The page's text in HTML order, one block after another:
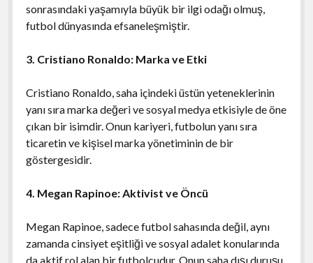
sonrasındaki yaşamıyla büyük bir ilgi odağı olmuş,
futbol dünyasında efsaneleşmiştir.
3. Cristiano Ronaldo: Marka ve Etki
Cristiano Ronaldo, saha içindeki üstün yeteneklerinin
yanı sıra marka değeri ve sosyal medya etkisiyle de öne
çıkan bir isimdir. Onun kariyeri, futbolun yanı sıra
ticaretin ve kişisel marka yönetiminin de bir
göstergesidir.
4. Megan Rapinoe: Aktivist ve Öncü
Megan Rapinoe, sadece futbol sahasında değil, aynı
zamanda cinsiyet eşitliği ve sosyal adalet konularında
da aktif rol alan bir futbolcudur. Onun saha dışı duruşu,